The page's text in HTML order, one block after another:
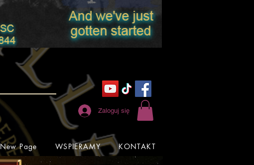
Zaloguj się
New Page WSPIERAMY KONTAKT